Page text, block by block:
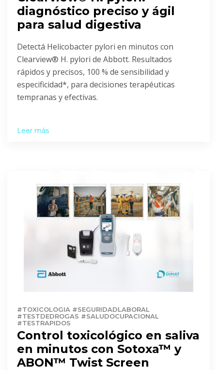
diagnóstico preciso y ágil
para salud digestiva
Detectá Helicobacter pylori en minutos con
Clearview® H. pylori de Abbott. Resultados
rápidos y precisos, 100 % de sensibilidad y
especificidad*, para decisiones terapéuticas
tempranas y efectivas.
Leer más
#TOXICOLOGIA #SEGURIDADLABORAL
#TESTDEDROGAS #SALUDOCUPACIONAL
#TESTRAPIDOS
Control toxicológico en saliva
en minutos con Sotoxa™ y
ABON™ Twist Screen